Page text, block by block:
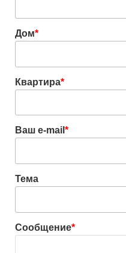
Дом*
Квартира*
Ваш e-mail *
Тема
Сообщение*